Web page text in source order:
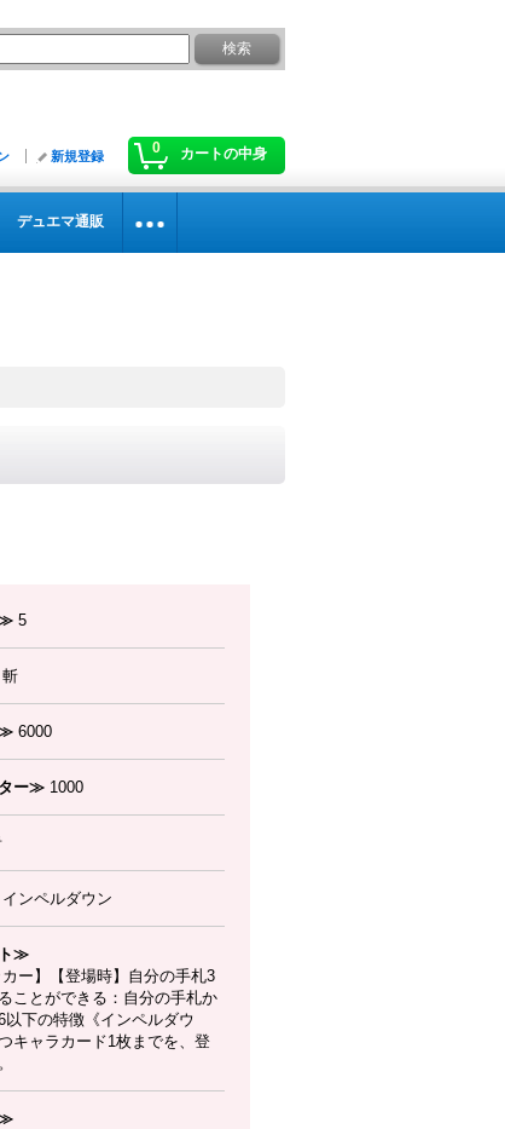
0 カートの中身
新規登録
デュエマ通販
5
斬
6000
ー≫ 1000
インペルダウン
≫
カー】【登場時】自分の手札3
ことができる：自分の手札か
以下の特徴《インペルダウ
キャラカード1枚までを、登